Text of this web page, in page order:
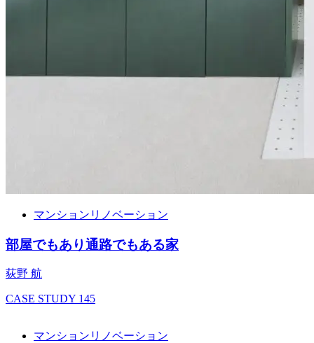
マンションリノベーション
部屋でもあり通路でもある家
荻野 航
CASE STUDY 145
マンションリノベーション